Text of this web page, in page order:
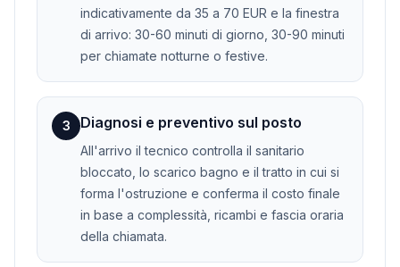
indicativamente da 35 a 70 EUR e la finestra
di arrivo: 30-60 minuti di giorno, 30-90 minuti
per chiamate notturne o festive.
3 Diagnosi e preventivo sul posto
All'arrivo il tecnico controlla il sanitario
bloccato, lo scarico bagno e il tratto in cui si
forma l'ostruzione e conferma il costo finale
in base a complessità, ricambi e fascia oraria
della chiamata.